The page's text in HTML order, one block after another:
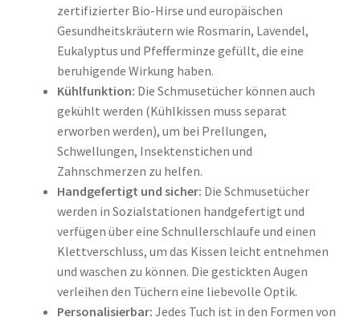
zertifizierter Bio-Hirse und europäischen
Gesundheitskräutern wie Rosmarin, Lavendel,
Eukalyptus und Pfefferminze gefüllt, die eine
beruhigende Wirkung haben.
Kühlfunktion: Die Schmusetücher können auch
gekühlt werden (Kühlkissen muss separat
erworben werden), um bei Prellungen,
Schwellungen, Insektenstichen und
Zahnschmerzen zu helfen.
Handgefertigt und sicher: Die Schmusetücher
werden in Sozialstationen handgefertigt und
verfügen über eine Schnullerschlaufe und einen
Klettverschluss, um das Kissen leicht entnehmen
und waschen zu können. Die gestickten Augen
verleihen den Tüchern eine liebevolle Optik.
Personalisierbar: Jedes Tuch ist in den Formen von